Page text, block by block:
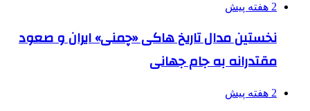
2 هفته پیش
نخستین مدال تاریخ هاکی «چمنی» ایران و صعود
مقتدرانه به جام جهانی
2 هفته پیش